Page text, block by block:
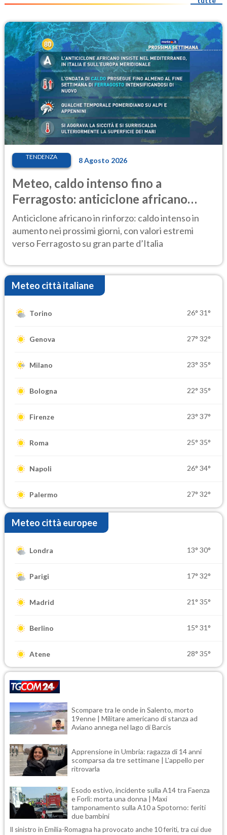
TENDENZA 8 Agosto 2026
Meteo, caldo intenso fino a
Ferragosto: anticiclone africano
ancora protagonista
Anticiclone africano in rinforzo: caldo intenso in
aumento nei prossimi giorni, con valori estremi
verso Ferragosto su gran parte d’Italia
Meteo città italiane
Torino 26° 31°
Genova 27° 32°
Milano 23° 35°
Bologna 22° 35°
Firenze 23° 37°
Roma 25° 35°
Napoli 26° 34°
Palermo 27° 32°
Meteo città europee
Londra 13° 30°
Parigi 17° 32°
Madrid 21° 35°
Berlino 15° 31°
Atene 28° 35°
Scompare tra le onde in Salento, morto
19enne | Militare americano di stanza ad
Aviano annega nel lago di Barcis
Apprensione in Umbria: ragazza di 14 anni
scomparsa da tre settimane | L'appello per
ritrovarla
Esodo estivo, incidente sulla A14 tra Faenza
e Forlì: morta una donna | Maxi
tamponamento sulla A10 a Spotorno: feriti
due bambini
Il sinistro in Emilia-Romagna ha provocato anche 10 feriti, tra cui due